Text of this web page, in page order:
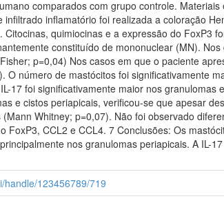
comparados com grupo controle.
inflamatório foi realizada a coloração
quimiocinas e a expressão do FoxP3
constituído de mononuclear (MN).
p=0,04) Nos casos em que o paciente
O número de mastócitos foi significativamente
17 foi significativamente maior nos
e cistos periapicais, verificou-se que apesar
Whitney; p=0,07). Não foi observado
FoxP3, CCL2 e CCL4. 7 Conclusões: Os
nos granulomas periapicais. A IL-
handle/123456789/719